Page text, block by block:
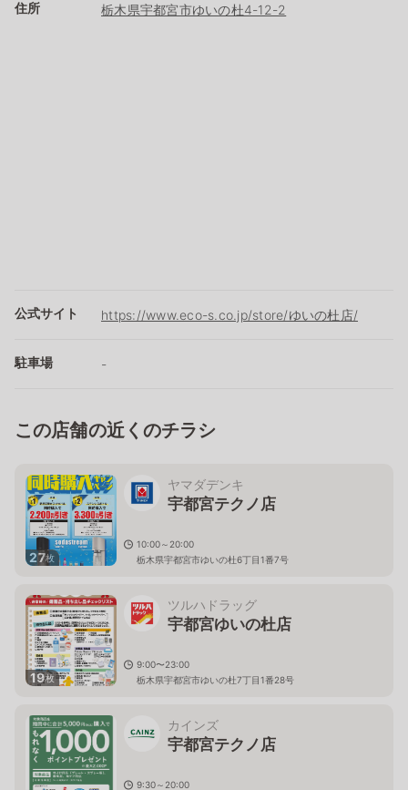
住所 栃木県宇都宮市ゆいの杜4-12-2
公式サイト https://www.eco-s.co.jp/store/ゆいの杜店/
駐車場 -
この店舗の近くのチラシ
27枚
ヤマダデンキ
宇都宮テクノ店
10:00～20:00
栃木県宇都宮市ゆいの杜6丁目1番7号
19枚
ツルハドラッグ
宇都宮ゆいの杜店
9:00〜23:00
栃木県宇都宮市ゆいの杜7丁目1番28号
カインズ
宇都宮テクノ店
9:30～20:00